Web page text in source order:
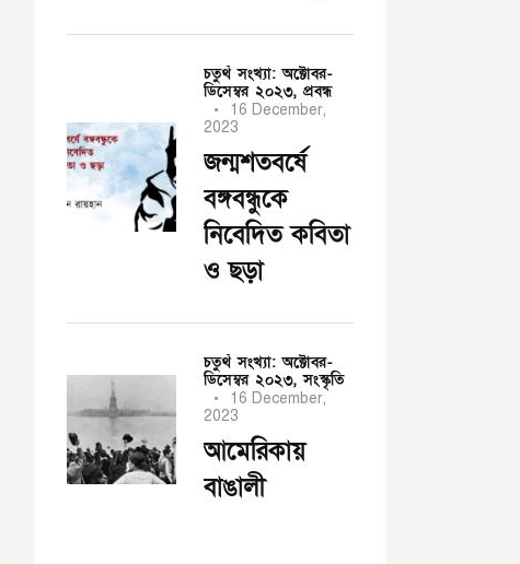
চতুর্থ সংখ্যা: অক্টোবর-
ডিসেম্বর ২০২৩,প্রবন্ধ
16 December,
2023
জন্মশতবর্ষে
বঙ্গবন্ধুকে
নিবেদিত কবিতা
ও ছড়া
চতুর্থ সংখ্যা: অক্টোবর-
ডিসেম্বর ২০২৩,সংস্কৃতি
16 December,
2023
আমেরিকায়
বাঙালী